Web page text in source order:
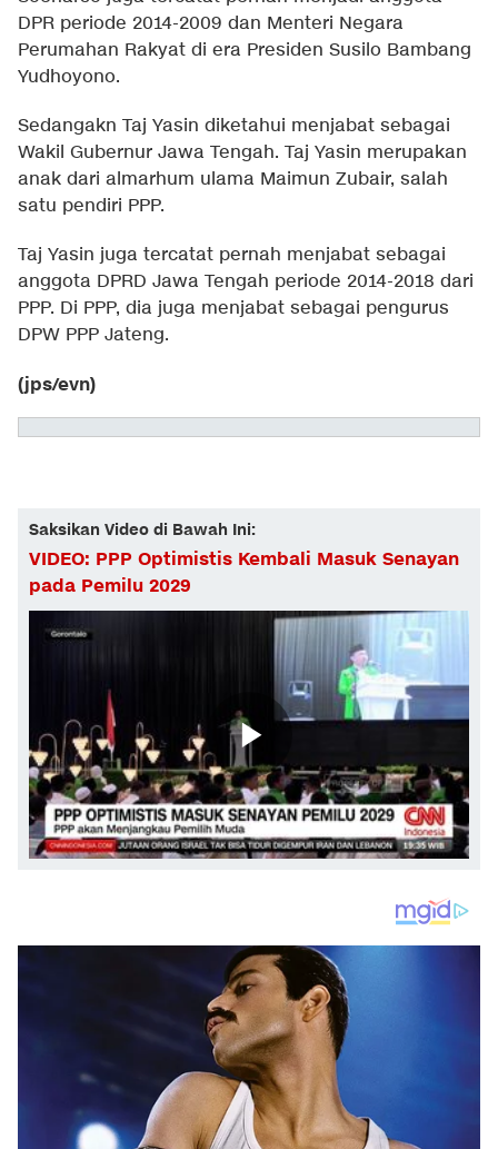
DPR periode 2014-2009 dan Menteri Negara
Perumahan Rakyat di era Presiden Susilo Bambang
Yudhoyono.
Sedangakn Taj Yasin diketahui menjabat sebagai
Wakil Gubernur Jawa Tengah. Taj Yasin merupakan
anak dari almarhum ulama Maimun Zubair, salah
satu pendiri PPP.
Taj Yasin juga tercatat pernah menjabat sebagai
anggota DPRD Jawa Tengah periode 2014-2018 dari
PPP. Di PPP, dia juga menjabat sebagai pengurus
DPW PPP Jateng.
(jps/evn)
Saksikan Video di Bawah Ini:
VIDEO: PPP Optimistis Kembali Masuk Senayan
pada Pemilu 2029